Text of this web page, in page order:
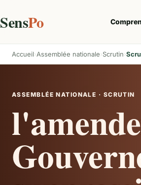
SensPo
Accueil Assemblée nationale Scrutin
ASSEMBLÉE NATIONALE · SCRUTIN